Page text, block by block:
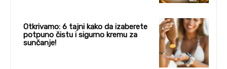
Otkrivamo: 6 tajni kako da izaberete
potpuno čistu i sigurno kremu za
sunčanje!